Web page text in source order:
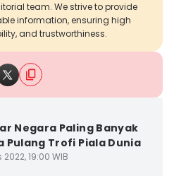
team. We strive to provide
information, ensuring high
and trustworthiness.
Negara Paling Banyak
Pulang Trofi Piala Dunia
2022, 19:00 WIB